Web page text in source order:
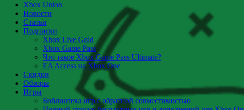
Xbox Union
Новости
Статьи
Подписки
Xbox Live Gold
Xbox Game Pass
Что такое Xbox Game Pass Ultimate?
EA Access на Xbox One
Скидки
Обзоры
Игры
Библиотека игр с обратной совместимостью